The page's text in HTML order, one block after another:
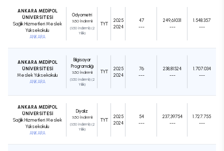
ANKARA MEDİPOL
ÜNİVERSİTESİ
Sağlık Hizmetleri Meslek
Yüksekokulu
ANKARA
Odyometri
%50 İndirimli
(%50 İndirimli) (2
Yıllık)
TYT
2025
2024
47
---
249,61031
---
1.548.357
---
ANKARA MEDİPOL
ÜNİVERSİTESİ
Meslek Yüksekokulu
ANKARA
Bilgisayar
Programcılığı
%50 İndirimli
(%50 İndirimli) (2
Yıllık)
TYT
2025
2024
76
---
238,81524
---
1.707.034
---
ANKARA MEDİPOL
ÜNİVERSİTESİ
Sağlık Hizmetleri Meslek
Yüksekokulu
ANKARA
Diyaliz
%50 İndirimli
(%50 İndirimli) (2
Yıllık)
TYT
2025
2024
54
---
237,39754
---
1.727.755
---